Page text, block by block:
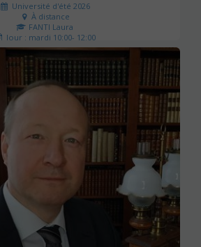
Université d'été 2026
À distance
FANTI Laura
Jour : mardi 10:00- 12:00
Nombre de séances : 4
80 €